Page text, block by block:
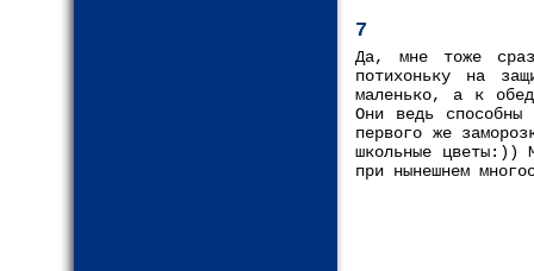
7
Да, мне тоже
потихоньку на
маленько, а к
Они ведь
первого же
школьные цветы:))
при нынешнем